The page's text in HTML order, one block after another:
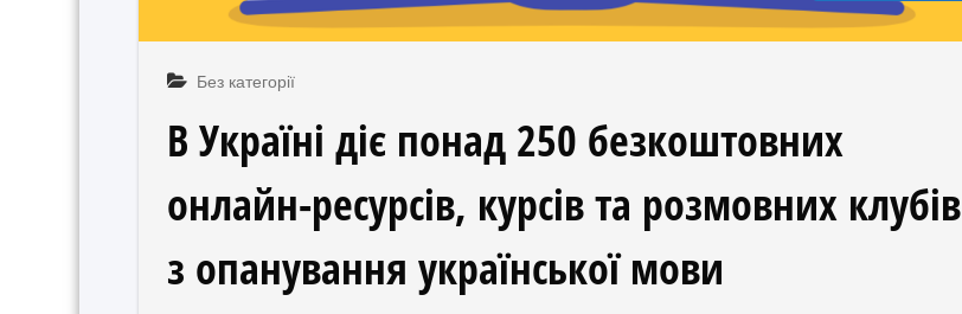
Без категорії
В Україні діє понад 250 безкоштовних
онлайн-ресурсів, курсів та розмовних клубів
з опанування української мови